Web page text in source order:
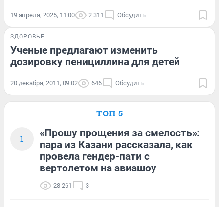
19 апреля, 2025, 11:00 2 311 Обсудить
ЗДОРОВЬЕ
Ученые предлагают изменить
дозировку пенициллина для детей
20 декабря, 2011, 09:02 646 Обсудить
ТОП 5
1
«Прошу прощения за смелость»:
пара из Казани рассказала, как
провела гендер-пати с
вертолетом на авиашоу
28 261 3